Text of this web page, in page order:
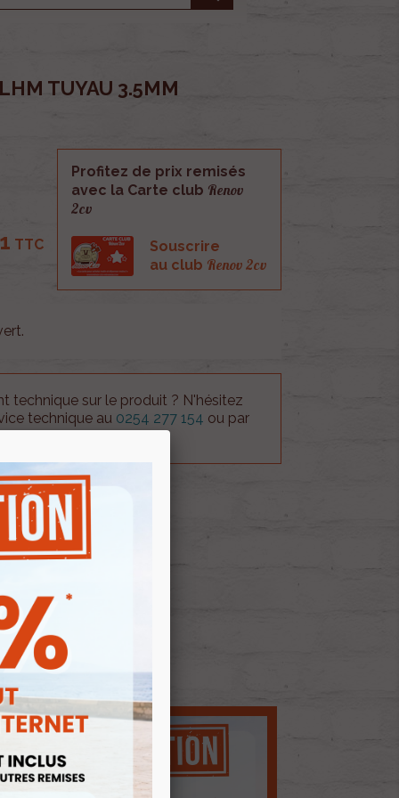
TUYAU 3.5MM
TTC
Profitez de prix remisés
avec la Carte club Renov
2cv
Souscrire
au club Renov 2cv
technique sur le produit ? N'hésitez
technique au 0254 277 154 ou par
.